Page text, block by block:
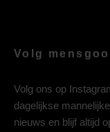
Volg
Volg ons op
dagelijkse
nieuws en blijf altijd